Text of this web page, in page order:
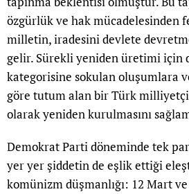
özgürlük ve hak mücadelesinden
milletin, iradesini devlete
gelir. Sürekli yeniden üretimi için
kategorisine sokulan oluşumlara
göre tutum alan bir Türk
olarak yeniden kurulmasını
Demokrat Parti döneminde tek
yer yer şiddetin de eşlik ettiği
komünizm düşmanlığı: 12 Mart